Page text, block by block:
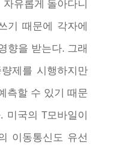
유롭게 돌아다니
기 때문에 각자에
향을 받는다. 그래
제를 시행하지만
측할 수 있기 때문
미국의 T모바일이
이동통신도 유선